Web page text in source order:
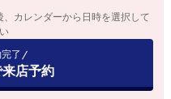
、カレンダーから日時を選択して
了
店予約